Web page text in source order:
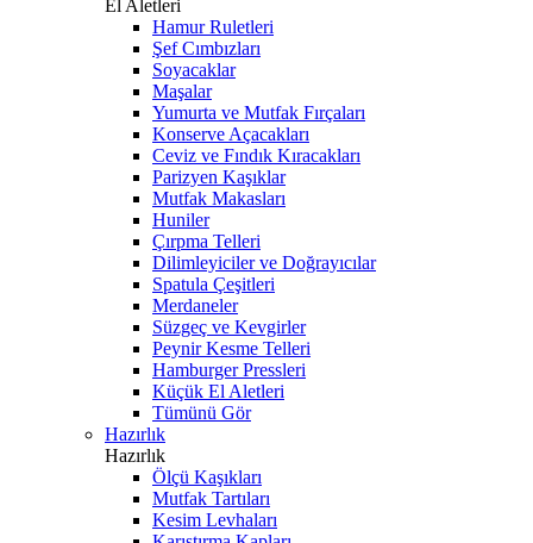
El Aletleri
Hamur Ruletleri
Şef Cımbızları
Soyacaklar
Maşalar
Yumurta ve Mutfak Fırçaları
Konserve Açacakları
Ceviz ve Fındık Kıracakları
Parizyen Kaşıklar
Mutfak Makasları
Huniler
Çırpma Telleri
Dilimleyiciler ve Doğrayıcılar
Spatula Çeşitleri
Merdaneler
Süzgeç ve Kevgirler
Peynir Kesme Telleri
Hamburger Pressleri
Küçük El Aletleri
Tümünü Gör
Hazırlık
Hazırlık
Ölçü Kaşıkları
Mutfak Tartıları
Kesim Levhaları